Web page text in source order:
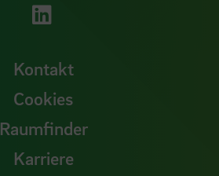
Zu unserer
Kontakt
Cookies
Raumfinder
Karriere